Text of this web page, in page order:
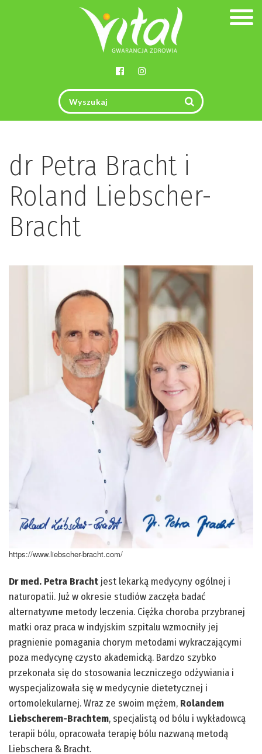
dr Petra Bracht i
Roland Liebscher-
Bracht
https://www.liebscher-bracht.com/
Dr med. Petra Bracht jest lekarką medycyny ogólnej i
naturopatii. Już w okresie studiów zaczęła badać
alternatywne metody leczenia. Ciężka choroba przybranej
matki oraz praca w indyjskim szpitalu wzmocniły jej
pragnienie pomagania chorym metodami wykraczającymi
poza medycynę czysto akademicką. Bardzo szybko
przekonała się do stosowania leczniczego odżywiania i
wyspecjalizowała się w medycynie dietetycznej i
ortomolekularnej. Wraz ze swoim mężem, Rolandem
Liebscherem-Brachtem, specjalistą od bólu i wykładowcą
terapii bólu, opracowała terapię bólu nazwaną metodą
Liebschera & Bracht.